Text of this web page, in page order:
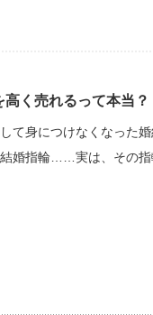
く売れるって本当？
て身につけなくなった婚
婚指輪……実は、その指